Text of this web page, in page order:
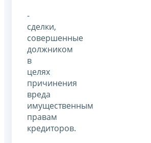
-
сделки,
совершенные
должником
в
целях
причинения
вреда
имущественным
правам
кредиторов.